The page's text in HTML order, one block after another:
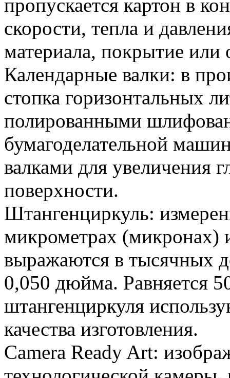
пропускается картон в
скорости, тепла и
материала, покрытие или
Календарные валки: в
стопка горизонтальных
полированными
бумагоделательной
валками для увеличения
поверхности.
Штангенциркуль:
микрометрах (микронах)
выражаются в тысячных
0,050 дюйма. Равняется
штангенциркуля
качества изготовления.
Camera Ready Art: